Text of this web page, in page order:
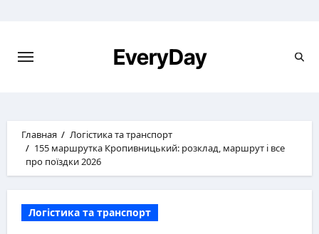
EveryDay
Главная
Логістика та транспорт
155 маршрутка Кропивницький: розклад, маршрут і все
про поїздки 2026
Логістика та транспорт